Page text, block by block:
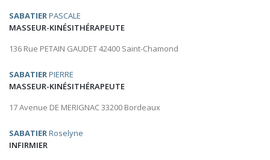
SABATIERPASCALE
MASSEUR-KINÉSITHÉRAPEUTE
136 Rue PETAIN GAUDET 42400 Saint-Chamond
SABATIERPIERRE
MASSEUR-KINÉSITHÉRAPEUTE
17 Avenue DE MERIGNAC 33200 Bordeaux
SABATIERRoselyne
INFIRMIER